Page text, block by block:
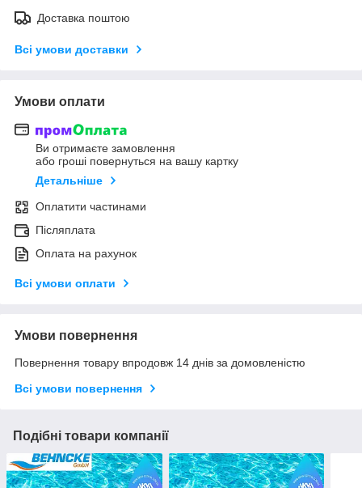
Доставка поштою
Всі умови доставки
Умови оплати
Ви отримаєте замовлення
або гроші повернуться на вашу картку
Детальніше
Оплатити частинами
Післяплата
Оплата на рахунок
Всі умови оплати
Умови повернення
Повернення товару впродовж 14 днів за домовленістю
Всі умови повернення
Подібні товари компанії